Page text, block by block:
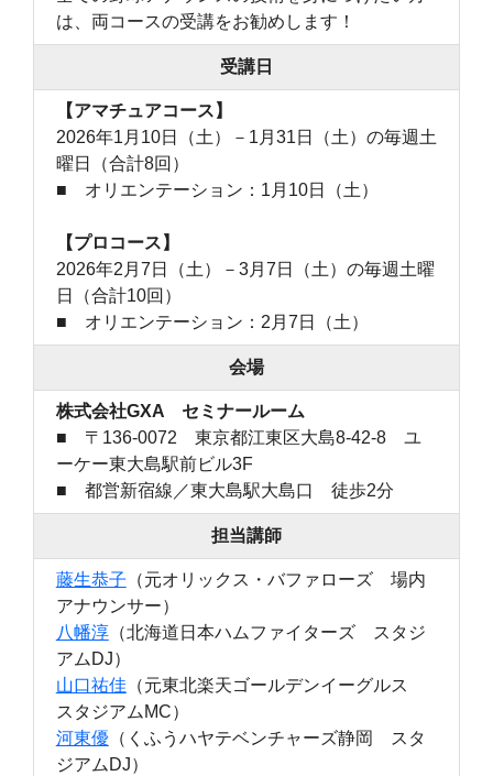
は、両コースの受講をお勧めします！
受講日
【アマチュアコース】
2026年1月10日（土）－1月31日（土）の毎週土
曜日（合計8回）
■ オリエンテーション：1月10日（土）
【プロコース】
2026年2月7日（土）－3月7日（土）の毎週土曜
日（合計10回）
■ オリエンテーション：2月7日（土）
会場
株式会社GXA セミナールーム
■ 〒136-0072 東京都江東区大島8-42-8 ユ
ーケー東大島駅前ビル3F
■ 都営新宿線／東大島駅大島口 徒歩2分
担当講師
藤生恭子 （元オリックス・バファローズ 場内
アナウンサー）
八幡淳（北海道日本ハムファイターズ スタジ
アムDJ）
山口祐佳（元東北楽天ゴールデンイーグルス
スタジアムMC）
河東優（くふうハヤテベンチャーズ静岡 スタ
ジアムDJ）